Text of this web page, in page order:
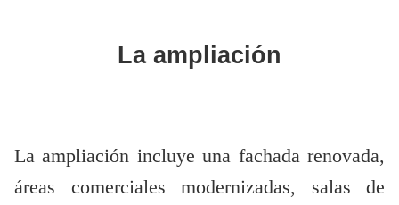
La ampliación
La ampliación incluye una fachada renovada,
áreas comerciales modernizadas, salas de